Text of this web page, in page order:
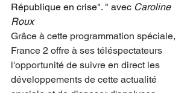
République en crise". " avec Caroline
Roux
Grâce à cette programmation spéciale,
France 2 offre à ses téléspectateurs
l'opportunité de suivre en direct les
développements de cette actualité